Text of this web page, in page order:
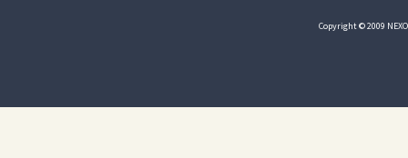
Copyright © 2009